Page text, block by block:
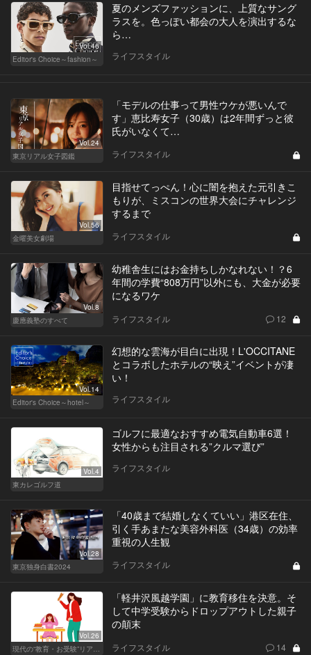
Vol.46
Editor's Choice～fashion～
夏のメンズファッションに、上質なサング
ラスを。色っぽい都会の大人を演出するな
ら…
ライフスタイル
Vol.24
東京リアル女子図鑑
「モデルの仕事って男性ウケが悪いんで
す」恵比寿女子（30歳）は2年間ずっと彼
氏がいなくて…
ライフスタイル
Vol.56
金曜美女劇場
目指せてっぺん！心に闇を抱えた元引きこ
もりが、ミスコンの世界大会にチャレンジ
するまで
ライフスタイル
Vol.8
慶應義塾のすべて
幼稚舎生にはお金持ちしかなれない！？6
年間の学費“808万円”以外にも、大金が必要
になるワケ
ライフスタイル 12
Vol.14
Editor's Choice～hotel～
幻想的な雲海が目白に出現！L'OCCITANE
とコラボしたホテルの“映え”イベントが凄
い！
ライフスタイル
Vol.4
東カレゴルフ道
ゴルフに最適なおすすめ電気自動車6選！
女性からも注目される”クルマ選び”
ライフスタイル
Vol.28
東京独身白書2024
「40歳まで結婚しなくていい」港区在住、
引く手あまたな美容外科医（34歳）の効率
重視の人生観
ライフスタイル
Vol.26
現代の“教育・お受験”リアルドキュメント
「軽井沢風越学園」に教育移住を決意。そ
して中学受験からドロップアウトした親子
の顛末
ライフスタイル 14